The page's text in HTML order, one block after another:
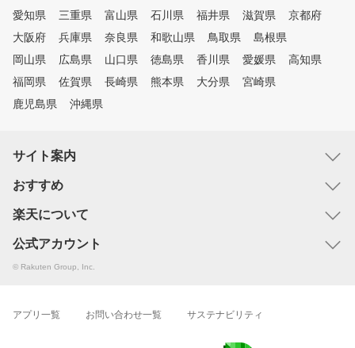
愛知県
三重県 富山県 石川県 福井県 滋賀県
京都府
大阪府
兵庫県 奈良県 和歌山県 鳥取県
島根県
岡山県
広島県 山口県 徳島県 香川県 愛媛県
高知県
福岡県
佐賀県 長崎県 熊本県 大分県
宮崎県
鹿児島県
沖縄県
サイト案内
おすすめ
楽天について
公式アカウント
© Rakuten Group, Inc.
アプリ一覧 お問い合わせ一覧 サステナビリティ